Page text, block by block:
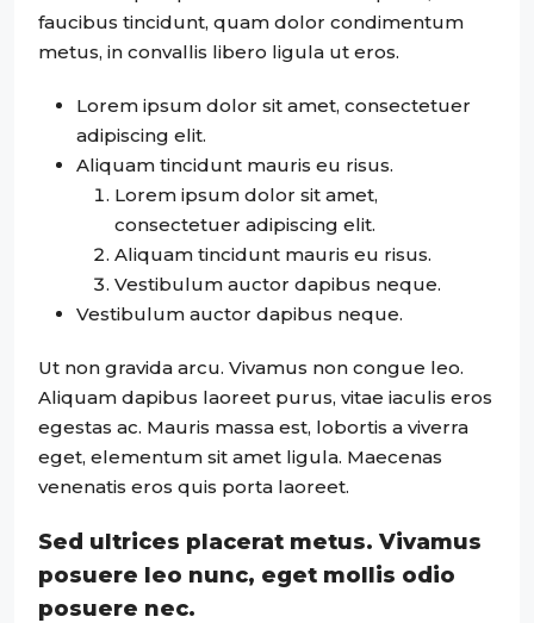
faucibus tincidunt, quam dolor condimentum
metus, in convallis libero ligula ut eros.
Lorem ipsum dolor sit amet, consectetuer
adipiscing elit.
Aliquam tincidunt mauris eu risus.
Lorem ipsum dolor sit amet,
consectetuer adipiscing elit.
Aliquam tincidunt mauris eu risus.
Vestibulum auctor dapibus neque.
Vestibulum auctor dapibus neque.
Ut non gravida arcu. Vivamus non congue leo.
Aliquam dapibus laoreet purus, vitae iaculis eros
egestas ac. Mauris massa est, lobortis a viverra
eget, elementum sit amet ligula. Maecenas
venenatis eros quis porta laoreet.
Sed ultrices placerat metus. Vivamus
posuere leo nunc, eget mollis odio
posuere nec.